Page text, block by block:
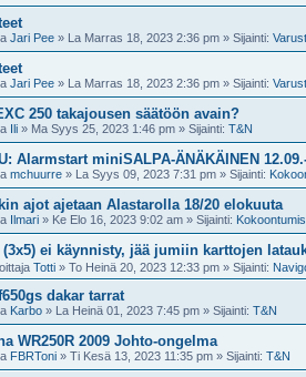
Jari Pee » La Marras 18, 2023 2:36 pm » Sijainti:
Jari Pee » La Marras 18, 2023 2:36 pm » Sijainti:
250 takajousen säätöön avain?
Ili » Ma Syys 25, 2023 1:46 pm » Sijainti: T&N
Alarmstart miniSALPA-ÄNÄKÄINEN
mchuurre » La Syys 09, 2023 7:31 pm » Sijainti:
ajot ajetaan Alastarolla 18/20 elokuuta
Ilmari » Ke Elo 16, 2023 9:02 am » Sijainti:
ei käynnisty, jää jumiin karttojen
Totti » To Heinä 20, 2023 12:33 pm » Sijainti:
dakar tarrat
Karbo » La Heinä 01, 2023 7:45 pm » Sijainti: T&N
WR250R 2009 Johto-ongelma
FBRToni » Ti Kesä 13, 2023 11:35 pm » Sijainti: T&N